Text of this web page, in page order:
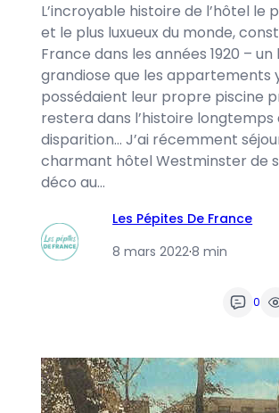
L’incroyable histoire de l’hôtel le
et le plus luxueux du monde,
France dans les années 1920 – un
grandiose que les appartements
possédaient leur propre piscine
restera dans l’histoire longtemps
disparition… J’ai récemment
charmant hôtel Westminster de
déco au…
Les Pépites De France
8 mars 2022·8 min
0